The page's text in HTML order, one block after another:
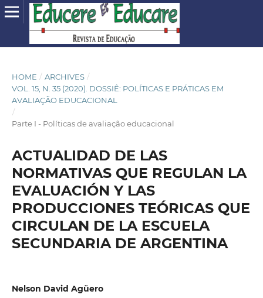
HOME / ARCHIVES /
VOL. 15, N. 35 (2020). DOSSIÊ: POLÍTICAS E PRÁTICAS EM
AVALIAÇÃO EDUCACIONAL
/
Parte I - Políticas de avaliação educacional
ACTUALIDAD DE LAS
NORMATIVAS QUE REGULAN LA
EVALUACIÓN Y LAS
PRODUCCIONES TEÓRICAS QUE
CIRCULAN DE LA ESCUELA
SECUNDARIA DE ARGENTINA
Nelson David Agüero